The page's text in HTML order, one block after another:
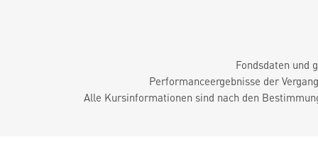
Fondsdaten und
Performanceergebnisse der
Alle Kursinformationen sind nach den